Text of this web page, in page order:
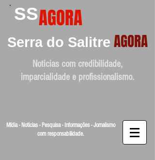
SSAGORA
Serra do Salitre AGORA
Noticias com credibilidade,
imparcialidade e profissionalismo.
Mídia - Noticias - Pesquisa - Informações - Jornalismo
com responsabilidade.